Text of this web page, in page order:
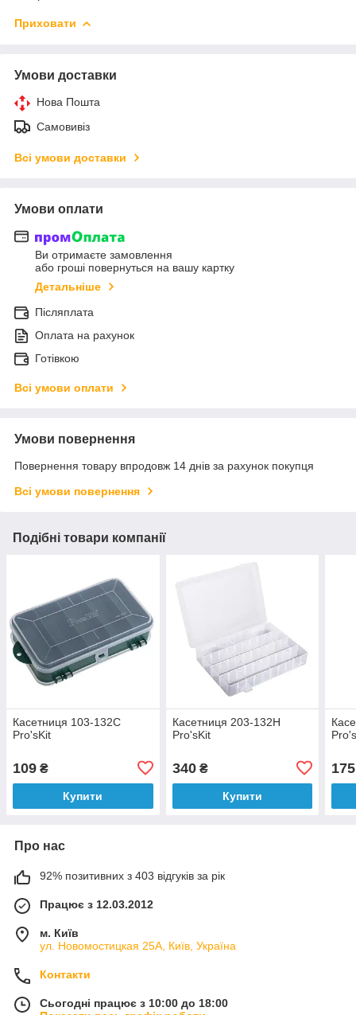
Приховати
Умови доставки
Нова Пошта
Самовивіз
Всі умови доставки
Умови оплати
Ви отримаєте замовлення
або гроші повернуться на вашу картку
Детальніше
Післяплата
Оплата на рахунок
Готівкою
Всі умови оплати
Умови повернення
Повернення товару впродовж 14 днів за рахунок покупця
Всі умови повернення
Подібні товари компанії
Касетниця 103-132C
Pro'sKit
109 ₴
Купити
Касетниця 203-132H
Pro'sKit
340₴
Купити
175
Про нас
92% позитивних з 403 відгуків за рік
Працює з 12.03.2012
м. Київ
ул. Новомостицкая 25А, Київ, Україна
Контакти
Сьогодні працює з 10:00 до 18:00